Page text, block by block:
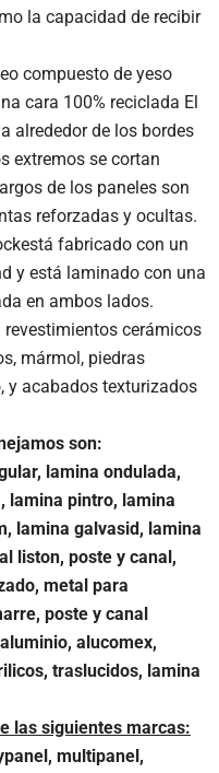
la capacidad de recibir
compuesto de yeso
cara 100% reciclada El
alrededor de los bordes
extremos se cortan
de los paneles son
reforzadas y ocultas.
fabricado con un
y está laminado con una
en ambos lados.
cerámicos
mármol, piedras
y acabados texturizados
son:
lamina ondulada,
lamina pintro, lamina
lamina galvasid, lamina
liston, poste y canal,
metal para
poste y canal
alucomex,
traslucidos, lamina
las siguientes marcas:
multipanel,